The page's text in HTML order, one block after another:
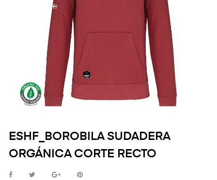
ESHF_BOROBILA SUDADERA
ORGÁNICA CORTE RECTO